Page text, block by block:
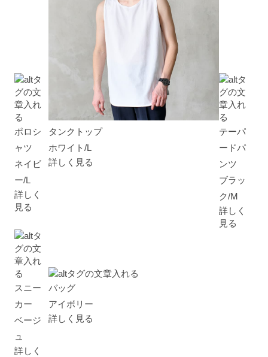
ポロシ
ャツ
ネイビ
ー/L
詳しく
見る
タンクトップ
ホワイト/L
詳しく見る
テーパ
ードパ
ンツ
ブラッ
ク/M
詳しく
見る
スニー
カー
ベージ
ュ
詳しく
バッグ
アイボリー
詳しく見る